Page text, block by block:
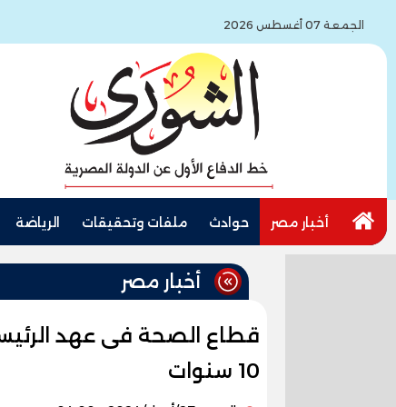
الجمعة 07 أغسطس 2026
أخبار مصر حوادث ملفات وتحقيقات الرياضة
أخبار مصر
قطاع الصحة فى عهد
10 سنوات